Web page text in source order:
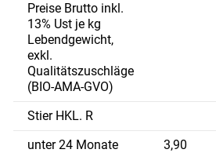
Preise Brutto inkl.
13% Ust je kg
Lebendgewicht,
exkl.
Qualitätszuschläge
(BIO-AMA-GVO)
Stier HKL. R
unter 24 Monate
3,90